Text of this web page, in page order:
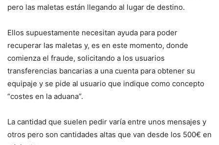
pero las maletas están llegando al lugar de destino.
Ellos supuestamente necesitan ayuda para poder
recuperar las maletas y, es en este momento, donde
comienza el fraude, solicitando a los usuarios
transferencias bancarias a una cuenta para obtener su
equipaje y se pide al usuario que indique como concepto
“costes en la aduana”.
La cantidad que suelen pedir varía entre unos mensajes y
otros pero son cantidades altas que van desde los 500€ en